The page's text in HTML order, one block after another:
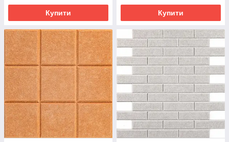
Купити Купити